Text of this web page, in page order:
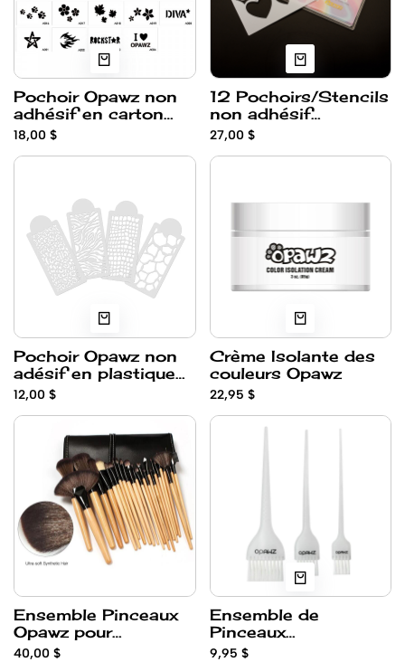
Pochoir Opawz non
adhésif en carton
(24)
18,00 $
12 Pochoirs/Stencils
non adhésif
réutilisable en
27,00 $
Pochoir Opawz non
adésif en plastique
de motif animal
12,00 $
Crème Isolante des
couleurs Opawz
22,95 $
Ensemble Pinceaux
Opawz pour
toilettage Créatif
40,00 $
Ensemble de
Pinceaux
applicateurs Opawz
9,95 $